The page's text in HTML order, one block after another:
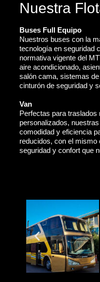
Nuestra
Buses Full Equipo
Nuestros buses con la
tecnología en seguridad
normativa vigente del
aire acondicionado,
salón cama, sistemas
cinturón de seguridad y
Van
Perfectas para traslados
personalizados,
comodidad y eficiencia
reducidos, con el mismo
seguridad y confort que